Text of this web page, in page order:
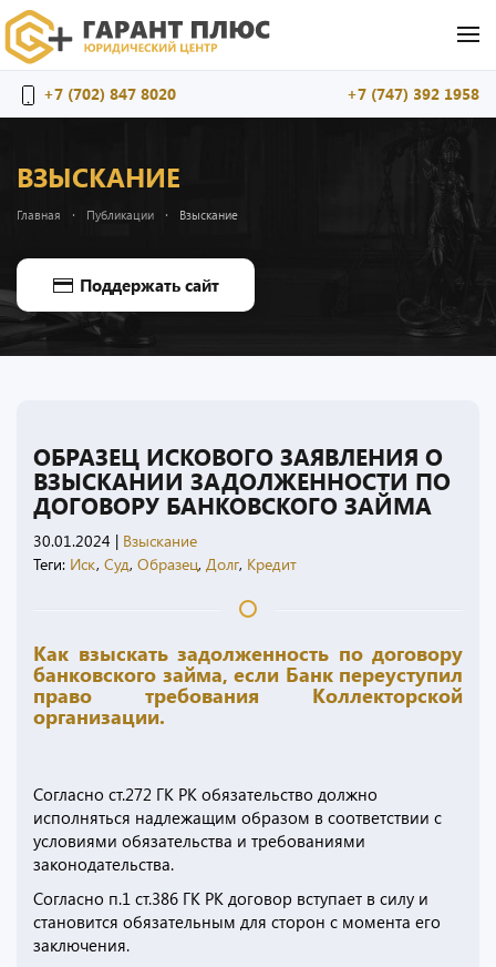
+7 (702) 847 8020 +7 (747) 392 1958
ВЗЫСКАНИЕ
Главная Публикации Взыскание
Поддержать сайт
ОБРАЗЕЦ ИСКОВОГО ЗАЯВЛЕНИЯ О
ВЗЫСКАНИИ ЗАДОЛЖЕННОСТИ ПО
ДОГОВОРУ БАНКОВСКОГО ЗАЙМА
30.01.2024 | Взыскание
Теги: Иск, Суд, Образец, Долг, Кредит
Как взыскать задолженность по договору
банковского займа, если Банк переуступил
право требования Коллекторской
организации.
Согласно ст.272 ГК РК обязательство должно
исполняться надлежащим образом в соответствии с
условиями обязательства и требованиями
законодательства.
Согласно п.1 ст.386 ГК РК договор вступает в силу и
становится обязательным для сторон с момента его
заключения.